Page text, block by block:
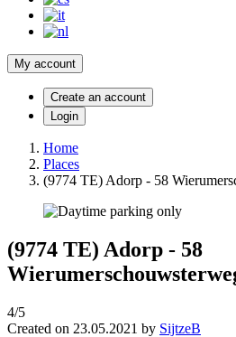
My account
Create an account
Login
Home
Places
(9774 TE) Adorp - 58
(9774 TE) Adorp - 58
4/5
Created on 23.05.2021 by SijtzeB